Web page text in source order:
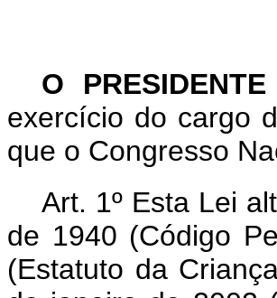
O
exercício do cargo
que o Congresso
Art. 1º Esta Lei
de 1940 (Código
(Estatuto da